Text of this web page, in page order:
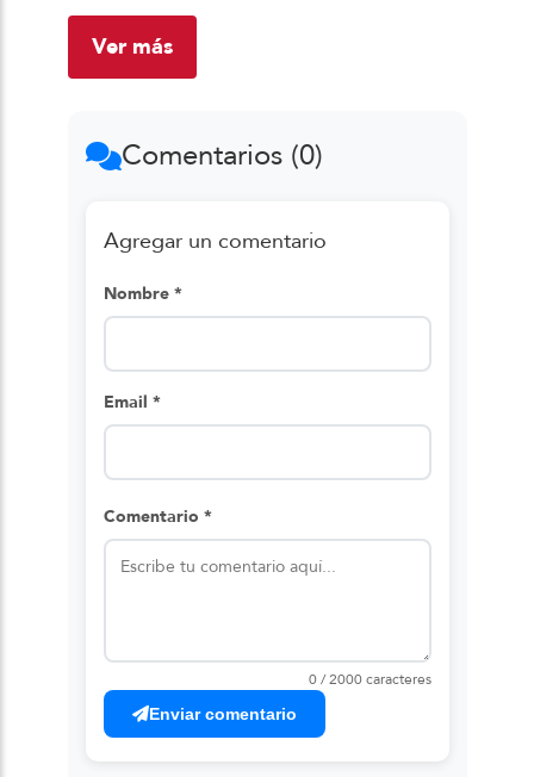
Ver más
Comentarios (0)
Agregar un comentario
Nombre *
Email *
Comentario *
0 / 2000 caracteres
Enviar comentario